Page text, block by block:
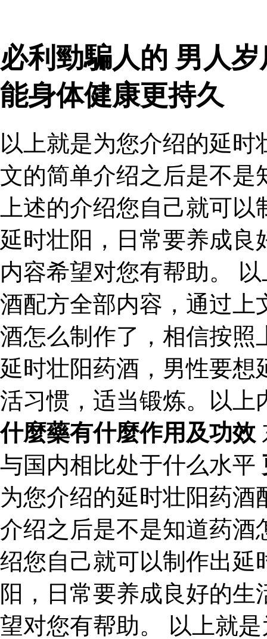
必利勁騙人的 男人
能身体健康更持久
以上就是为您介绍的延
文的简单介绍之后是不是
上述的介绍您自己就可
延时壮阳，日常要养成良
内容希望对您有帮助。
酒配方全部内容，通过上
酒怎么制作了，相信按照
延时壮阳药酒，男性要想
活习惯，适当锻炼。以上
什麼藥有什麼作用及功效
与国内相比处于什么水平
为您介绍的延时壮阳药
介绍之后是不是知道药酒
绍您自己就可以制作出延
阳，日常要养成良好的
望对您有帮助。 以上就